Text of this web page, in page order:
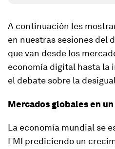
A continuación les
en nuestras sesiones del
que van desde los
economía digital hasta
el debate sobre la
Mercados globales en
La economía mundial se
FMI prediciendo un